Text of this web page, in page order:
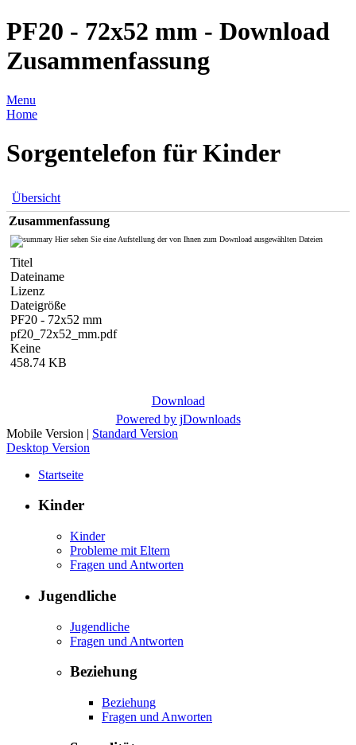
PF20 - 72x52 mm - Download
Zusammenfassung
Menu
Home
Sorgentelefon für Kinder
Übersicht
Zusammenfassung
Hier sehen Sie eine Aufstellung der von Ihnen zum Download ausgewählten Dateien
Titel
Dateiname
Lizenz
Dateigröße
PF20 - 72x52 mm
pf20_72x52_mm.pdf
Keine
458.74 KB
Download
Powered by jDownloads
Mobile Version | Standard Version
Desktop Version
Startseite
Kinder
Kinder
Probleme mit Eltern
Fragen und Antworten
Jugendliche
Jugendliche
Fragen und Antworten
Beziehung
Beziehung
Fragen und Anworten